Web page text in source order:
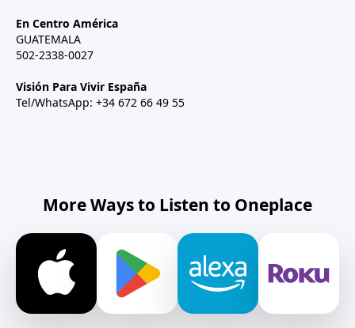
En Centro América
GUATEMALA
502-2338-0027
Visión Para Vivir España
Tel/WhatsApp: +34 672 66 49 55
More Ways to Listen to Oneplace